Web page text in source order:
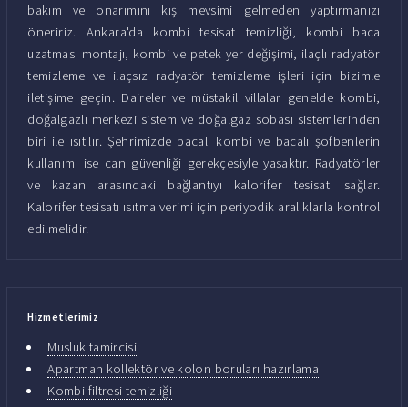
bakım ve onarımını kış mevsimi gelmeden yaptırmanızı
öneririz. Ankara'da kombi tesisat temizliği, kombi baca
uzatması montajı, kombi ve petek yer değişimi, ilaçlı radyatör
temizleme ve ilaçsız radyatör temizleme işleri için bizimle
iletişime geçin. Daireler ve müstakil villalar genelde kombi,
doğalgazlı merkezi sistem ve doğalgaz sobası sistemlerinden
biri ile ısıtılır. Şehrimizde bacalı kombi ve bacalı şofbenlerin
kullanımı ise can güvenliği gerekçesiyle yasaktır. Radyatörler
ve kazan arasındaki bağlantıyı kalorifer tesisatı sağlar.
Kalorifer tesisatı ısıtma verimi için periyodik aralıklarla kontrol
edilmelidir.
Hizmetlerimiz
Musluk tamircisi
Apartman kollektör ve kolon boruları hazırlama
Kombi filtresi temizliği